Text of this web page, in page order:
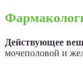
Действующее
мочеполовой и